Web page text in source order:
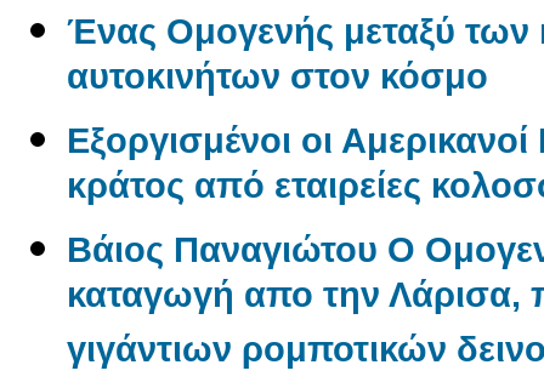
Ένας Oμογενής μεταξύ
αυτοκινήτων στον κόσμο
Εξοργισμένοι οι
κράτος από εταιρείες
Βάιος Παναγιώτου O
καταγωγή απο την Λάρισα,
γιγάντιων ρομποτικών